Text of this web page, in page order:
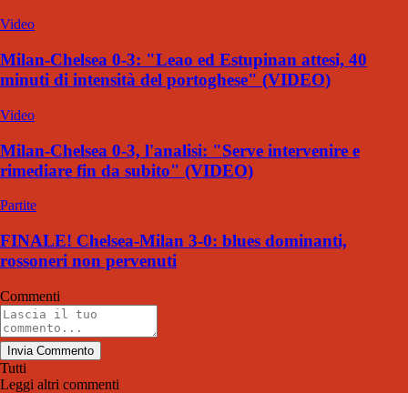
Video
Milan-Chelsea 0-3: "Leao ed Estupinan attesi, 40
minuti di intensità del portoghese" (VIDEO)
Video
Milan-Chelsea 0-3, l'analisi: "Serve intervenire e
rimediare fin da subito" (VIDEO)
Partite
FINALE! Chelsea-Milan 3-0: blues dominanti,
rossoneri non pervenuti
Commenti
Invia Commento
Tutti
Leggi altri commenti